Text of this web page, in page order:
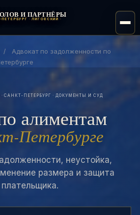
И ПАРТНЁРЫ
ПЕТЕРБУРГ · ЛИГОВСКИЙ ·
/
Адвокат по задолженности по
САНКТ-ПЕТЕРБУРГ · ДОКУМЕНТЫ И СУД
алиментам
Петербурге
неустойка,
размера и защита
плательщика.